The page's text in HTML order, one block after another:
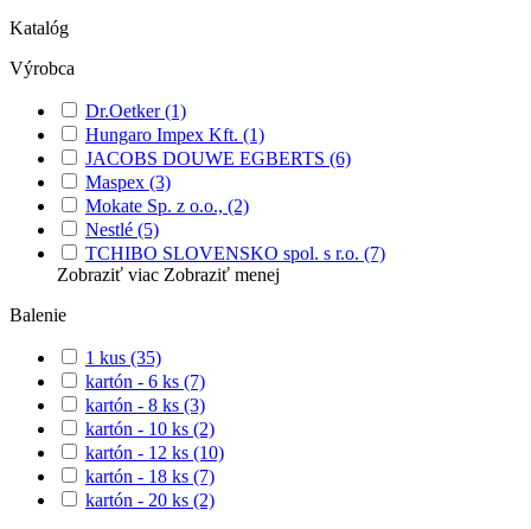
Katalóg
Výrobca
Dr.Oetker(1)
Hungaro Impex Kft. (1)
JACOBS DOUWE EGBERTS (6)
Maspex (3)
Mokate Sp. z o.o., (2)
Nestlé (5)
TCHIBO SLOVENSKO spol. s r.o. (7)
Zobraziť viac Zobraziť menej
Balenie
1 kus (35)
kartón - 6 ks (7)
kartón - 8 ks (3)
kartón - 10 ks (2)
kartón - 12 ks (10)
kartón - 18 ks (7)
kartón - 20 ks (2)